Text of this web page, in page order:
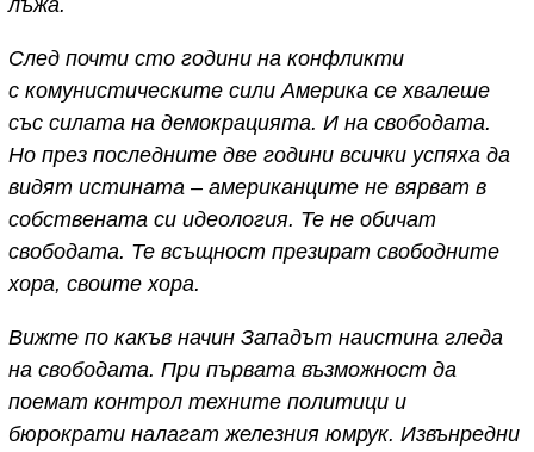
След почти сто години на конфликти
с комунистическите сили Америка се хвалеше
със силата на демокрацията. И на свободата.
Но през последните две години всички успяха да
видят истината – американците не вярват в
собствената си идеология. Те не обичат
свободата. Те всъщност презират свободните
хора, своите хора.
Вижте по какъв начин Западът наистина гледа
на свободата. При първата възможност да
поемат контрол техните политици и
бюрократи налагат железния юмрук. Извънредни